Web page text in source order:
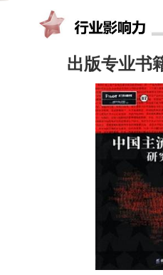
出版专业书